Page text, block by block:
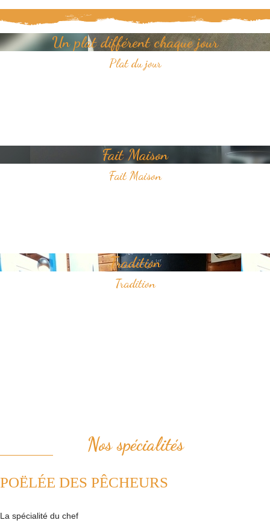
Un plat différent chaque jour
Plat du jour
Fait Maison
Fait Maison
Tradition
Tradition
Nos spécialités
POËLÉE DES PÊCHEURS
La spécialité du chef